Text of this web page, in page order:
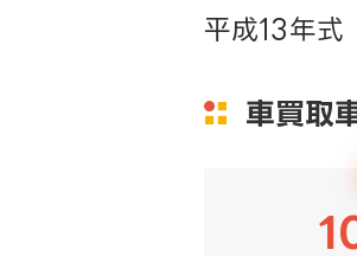
平成13年
車買取